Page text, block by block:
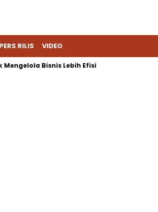
PERS RILIS VIDEO
Bisnis Lebih Efisien